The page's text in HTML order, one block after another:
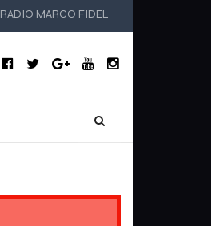
RADIO MARCO FIDEL